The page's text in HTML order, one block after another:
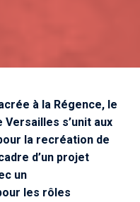
à la Régence, le
s’unit aux
la recréation de
d’un projet
un
les rôles